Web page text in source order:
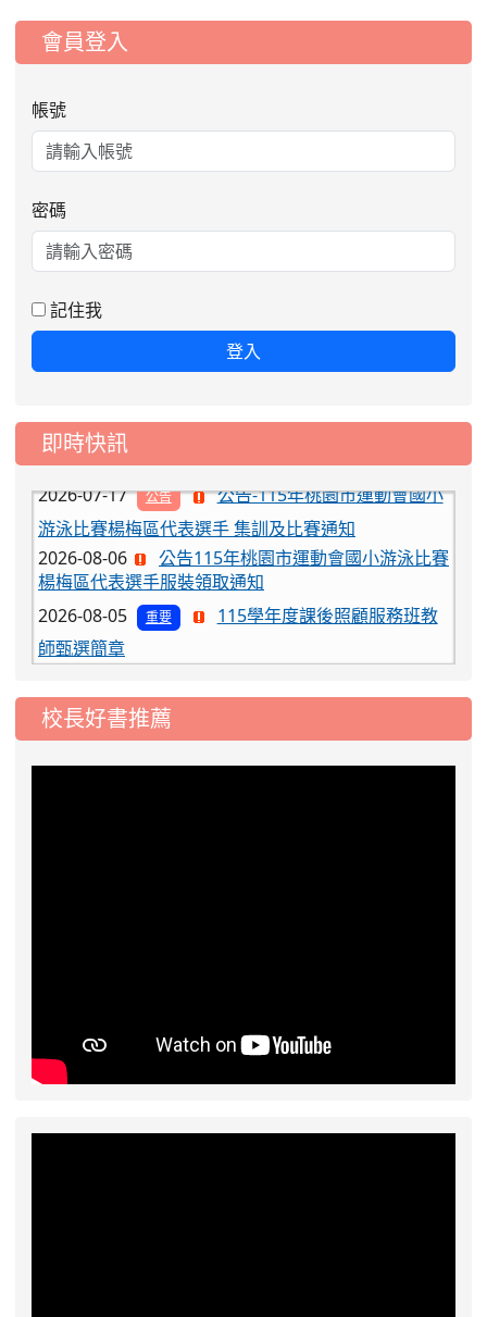
::: 會員登入
帳號
密碼
記住我
登入
即時快訊
2026-08-06
楊梅區代表選手服裝領取通知
2026-08-05
115學年度課後照顧服務班教
師甄選簡章
115學年度一、三、五年級常
態編班結果公告
工車輛臨停」一案，請各位用路人留意
游泳比賽楊梅區代表選手 集訓及比賽通知
2026-08-06
公告115年桃園市運動會國小游泳比賽
楊梅區代表選手服裝領取通知
2026-08-05
115學年度課後照顧服務班教
2026-08-03
重要
115學年度一、三、五年級常
態編班結果公告
2026-07-31
公告
工車輛臨停」一案，請各位用路人留意
校長好書推薦